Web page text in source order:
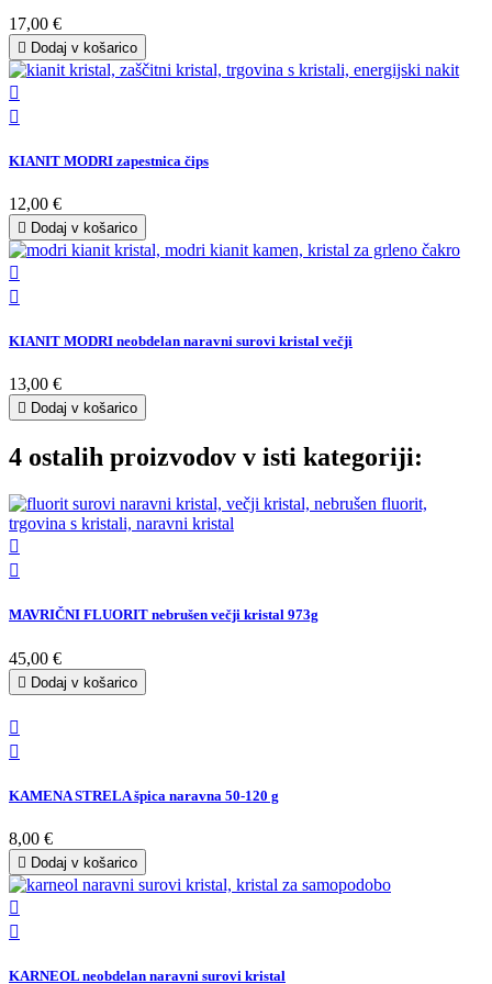
17,00 €
 Dodaj v košarico


KIANIT MODRI zapestnica čips
12,00 €
 Dodaj v košarico


KIANIT MODRI neobdelan naravni surovi kristal večji
13,00 €
 Dodaj v košarico
4 ostalih proizvodov v isti kategoriji:


MAVRIČNI FLUORIT nebrušen večji kristal 973g
45,00 €
 Dodaj v košarico


KAMENA STRELA špica naravna 50-120 g
8,00 €
 Dodaj v košarico


KARNEOL neobdelan naravni surovi kristal